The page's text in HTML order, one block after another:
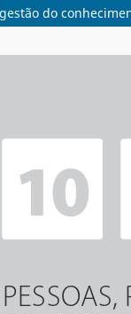
do